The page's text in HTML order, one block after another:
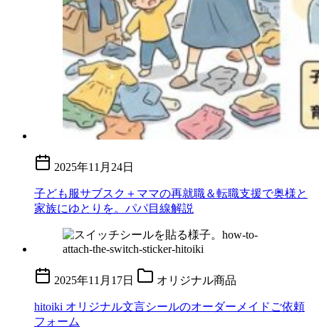
2025年11月24日
子ども服サブスク＋ママの再就職＆転職支援で奥様と
家族にゆとりを。パパ目線解説
2025年11月17日 オリジナル商品
hitoiki オリジナル文言シールのオーダーメイドご依頼
フォーム